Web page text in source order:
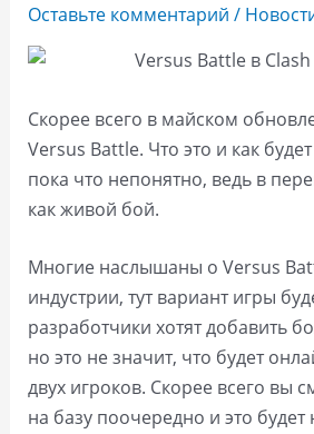
Оставьте комментарий /
Скорее всего в майском
Versus Battle. Что это и как
пока что непонятно, ведь в
как живой бой.
Многие наслышаны о Versus
индустрии, тут вариант игры
разработчики хотят добавить
но это не значит, что будет
двух игроков. Скорее всего вы
на базу поочередно и это будет